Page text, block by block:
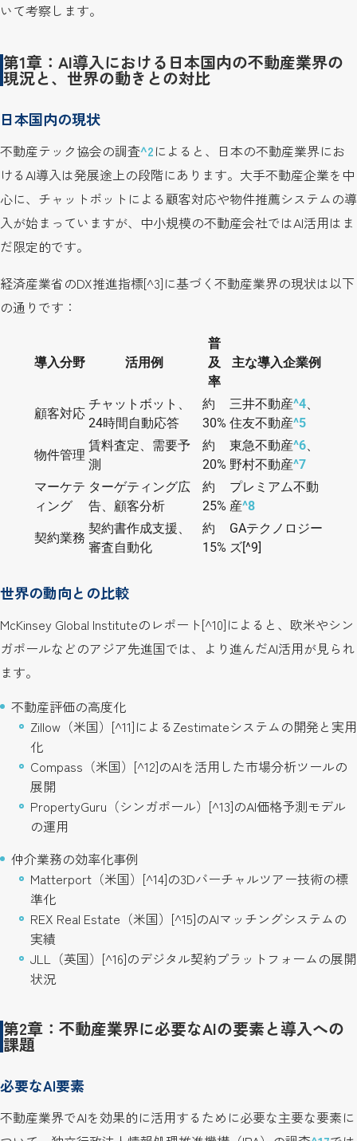
いて考察します。
第1章：AI導入における日本国内の不動産業界の
現況と、世界の動きとの対比
日本国内の現状
不動産テック協会の調査^2によると、日本の不動産業界にお
けるAI導入は発展途上の段階にあります。大手不動産企業を中
心に、チャットボットによる顧客対応や物件推薦システムの導
入が始まっていますが、中小規模の不動産会社ではAI活用はま
だ限定的です。
経済産業省のDX推進指標[^3]に基づく不動産業界の現状は以下
の通りです：
導入分野 活用例
普
及
率
主な導入企業例
顧客対応
チャットボット、
24時間自動応答
約
30%
三井不動産^4、
住友不動産^5
物件管理
賃料査定、需要予
測
約
20%
東急不動産^6、
野村不動産^7
マーケテ
ィング
ターゲティング広
告、顧客分析
約
25%
プレミアム不動
産^8
契約業務
契約書作成支援、
審査自動化
約
15%
GAテクノロジー
ズ[^9]
世界の動向との比較
McKinsey Global Instituteのレポート[^10]によると、欧米やシン
ガポールなどのアジア先進国では、より進んだAI活用が見られ
ます。
不動産評価の高度化
Zillow（米国）[^11]によるZestimateシステムの開発と実用
化
Compass（米国）[^12]のAIを活用した市場分析ツールの
展開
PropertyGuru（シンガポール）[^13]のAI価格予測モデル
の運用
仲介業務の効率化事例
Matterport（米国）[^14]の3Dバーチャルツアー技術の標
準化
REX Real Estate（米国）[^15]のAIマッチングシステムの
実績
JLL（英国）[^16]のデジタル契約プラットフォームの展開
状況
第2章：不動産業界に必要なAIの要素と導入への
課題
必要なAI要素
不動産業界でAIを効果的に活用するために必要な主要な要素に